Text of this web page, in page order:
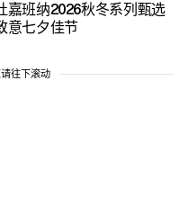
嘉班纳2026秋冬系列甄选
意七夕佳节
往下滚动